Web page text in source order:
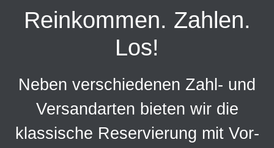
Reinkommen. Zahlen.
Los!
Neben verschiedenen Zahl- und
Versandarten bieten wir die
klassische Reservierung mit Vor-